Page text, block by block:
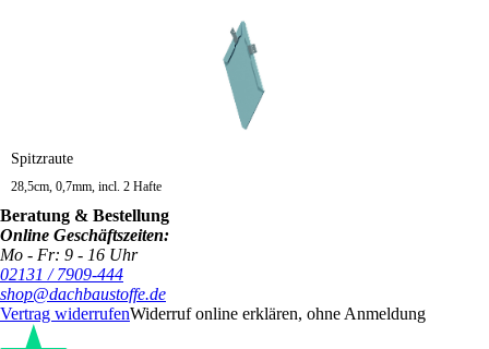
Spitzraute
28,5cm, 0,7mm, incl. 2 Hafte
Beratung & Bestellung
Online Geschäftszeiten:
Mo - Fr: 9 - 16 Uhr
02131 / 7909-444
shop@dachbaustoffe.de
Vertrag widerrufenWiderruf online erklären, ohne Anmeldung